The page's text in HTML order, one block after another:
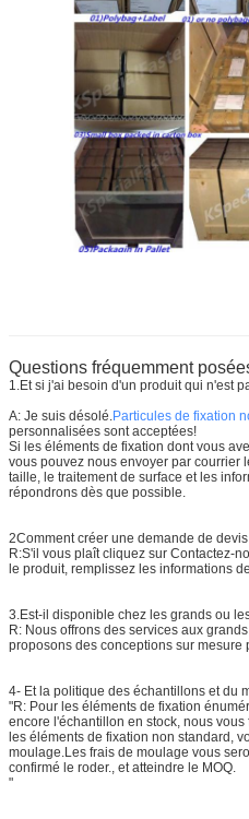
Questions fréquemment
1.Et si j'ai besoin d'un produit qui n'est
A: Je suis désolé.Particules de fixation
personnalisées sont acceptées!
Si les éléments de fixation dont vous
vous pouvez nous envoyer par courrier
taille, le traitement de surface et les
répondrons dès que possible.
2Comment créer une demande de
R:S'il vous plaît cliquez sur Contactez-
le produit, remplissez les informations
3.Est-il disponible chez les grands ou
R: Nous offrons des services aux
proposons des conceptions sur mesure
4- Et la politique des échantillons et du
"R: Pour les éléments de fixation
encore l'échantillon en stock, nous
les éléments de fixation non standard,
moulage.Les frais de moulage vous
confirmé le roder., et atteindre le MOQ.
"